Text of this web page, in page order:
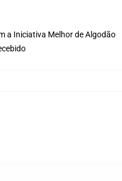
a Iniciativa Melhor de Algodão